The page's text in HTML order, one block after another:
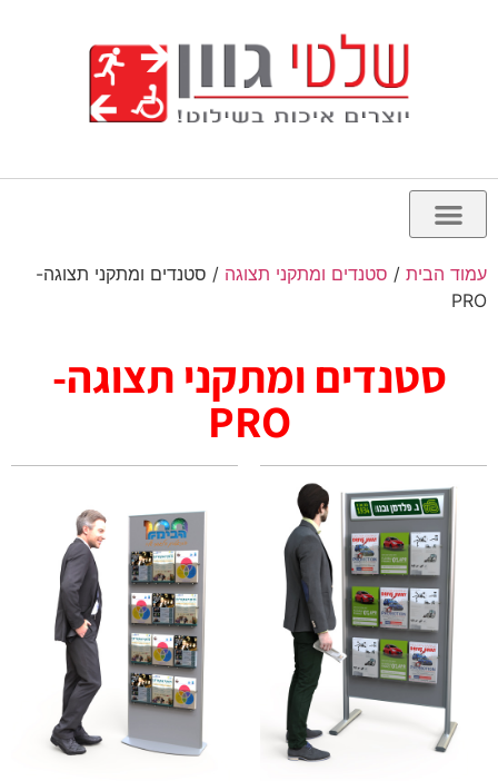
עמוד הבית / סטנדים ומתקני תצוגה / סטנדים ומתקני תצוגה-
PRO
סטנדים ומתקני תצוגה-
PRO